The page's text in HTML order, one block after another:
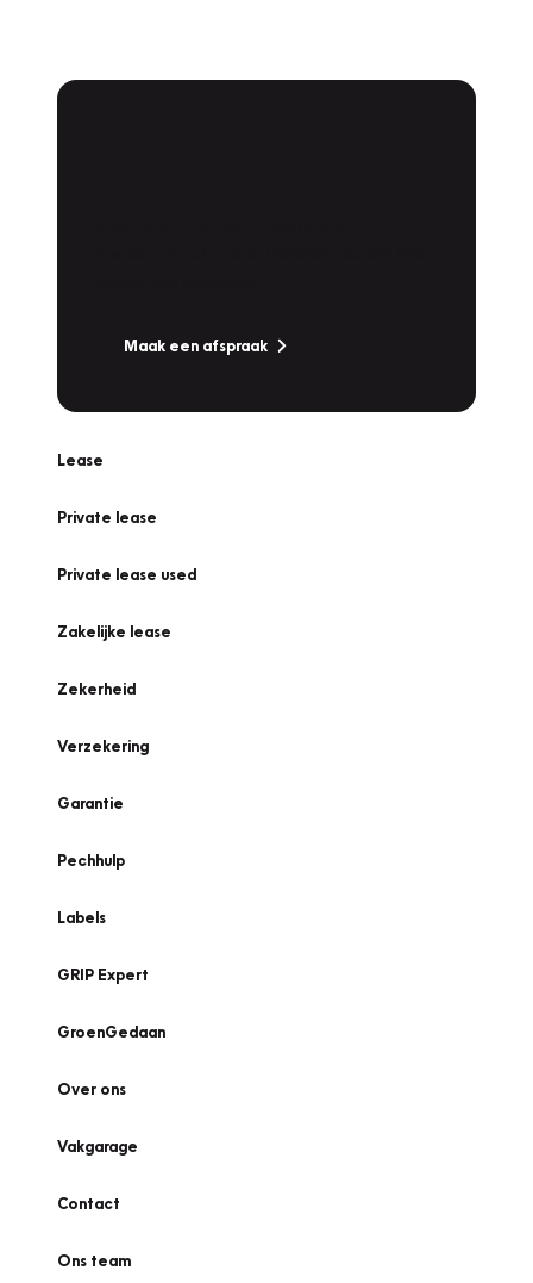
Maak een afspraak
Lease
Private lease
Private lease used
Zakelijke lease
Zekerheid
Verzekering
Garantie
Pechhulp
Labels
GRIP Expert
GroenGedaan
Over ons
Vakgarage
Contact
Ons team